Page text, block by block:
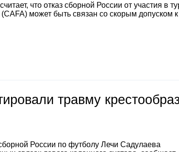
что отказ сборной России от участия в
может быть связан со скорым допуском к
травму
России по футболу Лечи Садулаева